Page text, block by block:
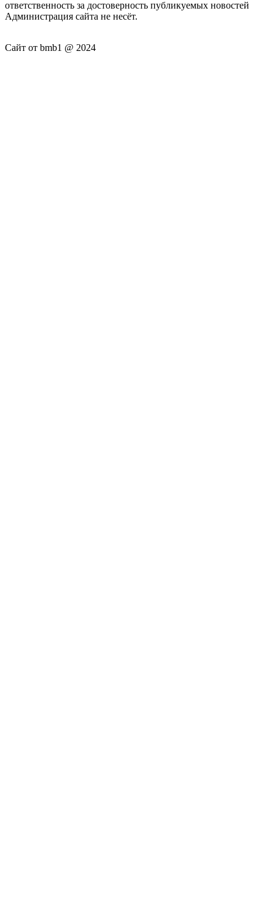
ответственность за достоверность публикуемых новостей
Администрация сайта не несёт.
Сайт от bmb1 @ 2024